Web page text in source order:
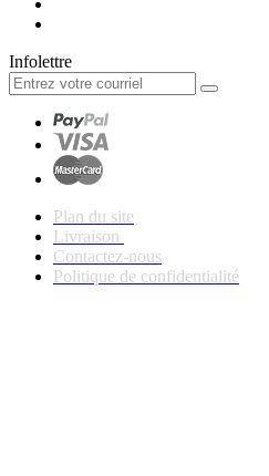
Infolettre
Plan du site
Livraison
Contactez-nous
Politique de confidentialité